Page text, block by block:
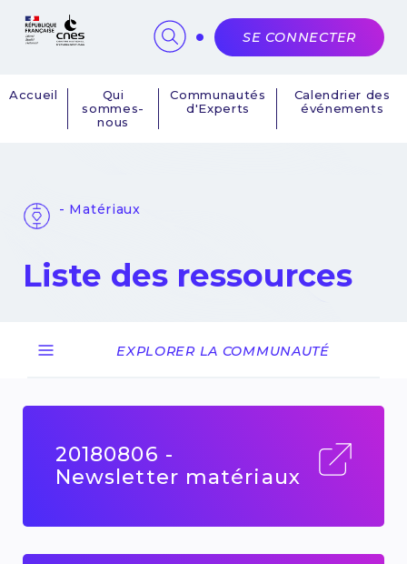
Navigation
Accueil
Qui
sommes-
nous
Communautés
d'Experts
Calendrier des
événements
SE CONNECTER
- Matériaux
Liste des ressources
EXPLORER LA COMMUNAUTÉ
20180806 -
Newsletter matériaux